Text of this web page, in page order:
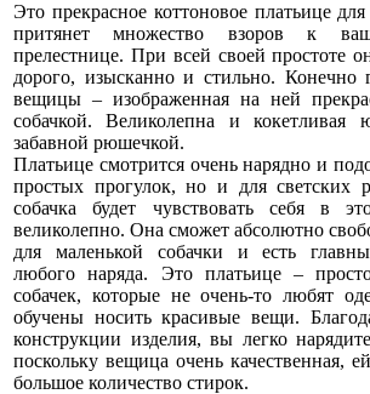
Это прекрасное коттоновое платьице
притянет множество взоров к
прелестнице. При всей своей простоте
дорого, изысканно и стильно. Конечно
вещицы – изображенная на ней
собачкой. Великолепна и
забавной рюшечкой.
Платьице смотрится очень нарядно и
простых прогулок, но и для светских
собачка будет чувствовать себя в
великолепно. Она сможет абсолютно
для маленькой собачки и есть
любого наряда. Это платьице –
собачек, которые не очень-то любят
обучены носить красивые вещи.
конструкции изделия, вы легко
поскольку вещица очень качественная,
большое количество стирок.